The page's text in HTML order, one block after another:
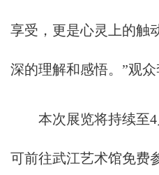
享受，更是心灵上的触
深的理解和感悟。”观众
本次展览将持续至
可前往武江艺术馆免费